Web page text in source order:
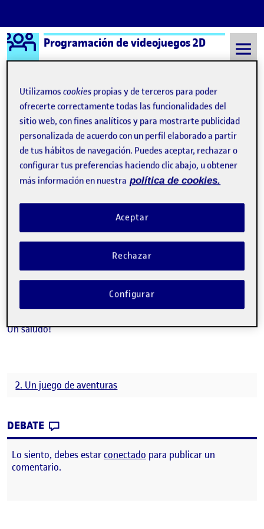
Saltar al contenido
Logo Ágora
Programación de videojuegos 2D
Semestre 20211 - Aula 1 Entrega de Práctica PEC01 de Programación 2D
Navegación de entradas
Siguiente
Publicado porEntrega de Práctica PEC01
Visibilidad:
Pública-Fecha de publicación
22 Oct 2021-comentarioen Entrega de Práctica PEC01 de
La práctica se basaba en la «batalla de insultos» del mítico
Monkey Island. Yo le he querido dar un pequeño cambio…
Espero que os guste.
https://nebpehtire.itch.io/pec01prog2d
Un saludo!
2. Un juego de aventuras
DEBATE
Lo siento, debes estarconectado para publicar un
comentario.
Utilizamoscookies propias y de terceros para poder
ofrecerte correctamente todas las funcionalidades del
sitio web, con fines analíticos y para mostrarte publicidad
personalizada de acuerdo con un perfil elaborado a partir
de tus hábitos de navegación. Puedes aceptar, rechazar o
configurar tus preferencias haciendo clic abajo, u obtener
más información en nuestra política de cookies.
Rechazar
Aceptar
Configurar